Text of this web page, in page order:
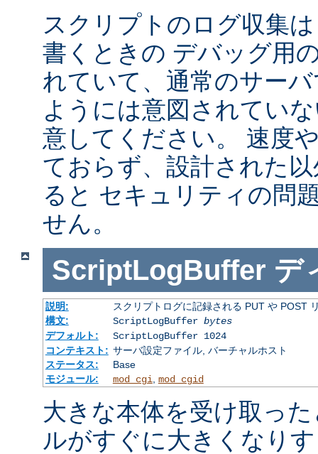
スクリプトのログ収集
書くときの デバッグ用
れていて、通常のサー
ようには意図されてい
意してください。 速度
ておらず、設計された
ると セキュリティの問
せん。
ScriptLogBuffer デ
説明:
スクリプトログに記録される PUT や POST
構文:
ScriptLogBuffer bytes
デフォルト:
ScriptLogBuffer 1024
コンテキスト: サーバ設定ファイル, バーチャルホスト
ステータス:
Base
モジュール:
mod_cgi, mod_cgid
大きな本体を受け取っ
ルがすぐに大きくなり